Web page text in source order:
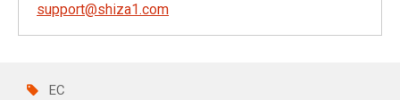
support@shiza1.com
EC